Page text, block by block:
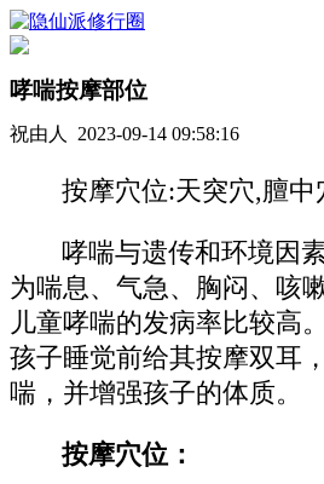
哮喘按摩部位
祝由人 2023-09-14 09:58:16
按摩穴位:天突穴,膻中
哮喘与遗传和环境因
为喘息、气急、胸闷、咳
儿童哮喘的发病率比较高
孩子睡觉前给其按摩双耳
喘，并增强孩子的体质。
按摩穴位：